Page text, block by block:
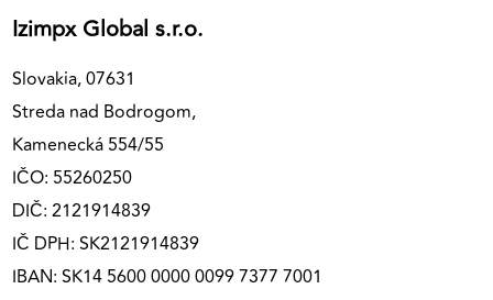
Izimpx Global s.r.o.
Slovakia, 07631
Streda nad Bodrogom,
Kamenecká 554/55
IČO: 55260250
DIČ: 2121914839
IČ DPH: SK2121914839
IBAN: SK14 5600 0000 0099 7377 7001